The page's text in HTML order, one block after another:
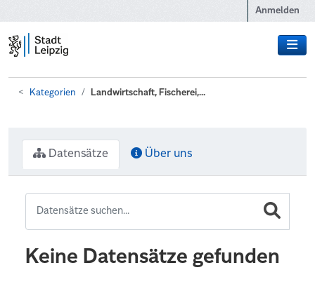
Anmelden
Kategorien Landwirtschaft, Fischerei,...
Datensätze Über uns
Keine Datensätze gefunden